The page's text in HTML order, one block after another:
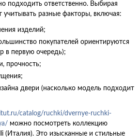
подходить ответственно. Выбирая
учитывать разные факторы, включая:
изделий;
покупателей ориентируются
в первую очередь);
прочность;
двери (насколько модель подходит
catalog/ruchki/dvernye-ruchki-
можно посмотреть коллекцию
(Италия). Это изысканные и стильные